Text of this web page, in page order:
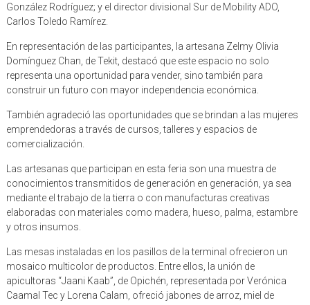
González Rodríguez; y el director divisional Sur de Mobility ADO,
Carlos Toledo Ramírez.
En representación de las participantes, la artesana Zelmy Olivia
Domínguez Chan, de Tekit, destacó que este espacio no solo
representa una oportunidad para vender, sino también para
construir un futuro con mayor independencia económica.
También agradeció las oportunidades que se brindan a las mujeres
emprendedoras a través de cursos, talleres y espacios de
comercialización.
Las artesanas que participan en esta feria son una muestra de
conocimientos transmitidos de generación en generación, ya sea
mediante el trabajo de la tierra o con manufacturas creativas
elaboradas con materiales como madera, hueso, palma, estambre
y otros insumos.
Las mesas instaladas en los pasillos de la terminal ofrecieron un
mosaico multicolor de productos. Entre ellos, la unión de
apicultoras “Jaani Kaab”, de Opichén, representada por Verónica
Caamal Tec y Lorena Calam, ofreció jabones de arroz, miel de